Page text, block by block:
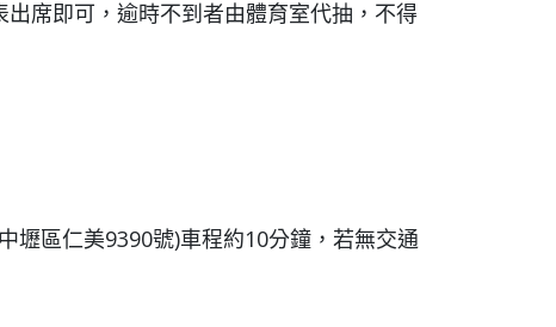
出席即可，逾時不到者由體育室代抽，不得
壢區仁美9390號)車程約10分鐘，若無交通